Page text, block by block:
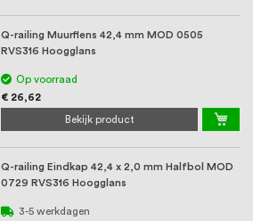
Q-railing Muurflens 42,4 mm MOD 0505
RVS316 Hoogglans
Op voorraad
€ 26,62
Bekijk product
Q-railing Eindkap 42,4 x 2,0 mm Halfbol MOD
0729 RVS316 Hoogglans
3-5 werkdagen